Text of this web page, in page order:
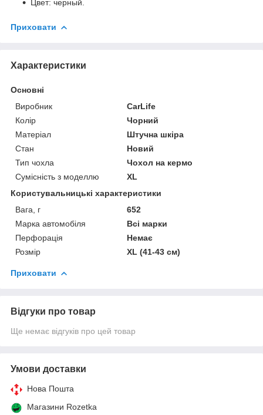
Цвет: черный.
Приховати
Характеристики
Основні
Виробник
CarLife
Колір
Чорний
Матеріал
Штучна шкіра
Стан
Новий
Тип чохла
Чохол на кермо
Сумісність з моделлю
XL
Користувальницькі характеристики
Вага, г
652
Марка автомобіля
Всі марки
Перфорація
Немає
Розмір
XL (41-43 см)
Приховати
Відгуки про товар
Ще немає відгуків про цей товар
Умови доставки
Нова Пошта
Магазини Rozetka